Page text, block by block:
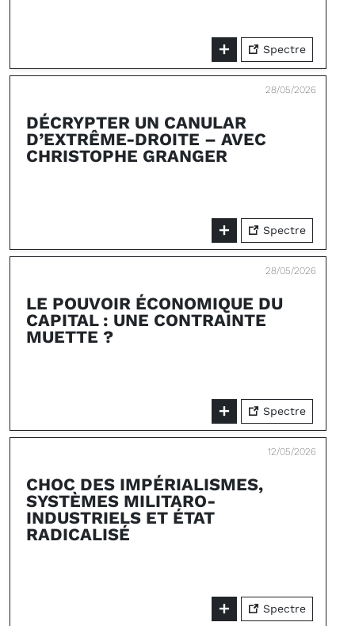
Spectre
28/05/2026
DÉCRYPTER UN CANULAR
D’EXTRÊME-DROITE – AVEC
CHRISTOPHE GRANGER
Spectre
28/05/2026
LE POUVOIR ÉCONOMIQUE DU
CAPITAL : UNE CONTRAINTE
MUETTE ?
Spectre
12/05/2026
CHOC DES IMPÉRIALISMES,
SYSTÈMES MILITARO-
INDUSTRIELS ET ÉTAT
RADICALISÉ
Spectre